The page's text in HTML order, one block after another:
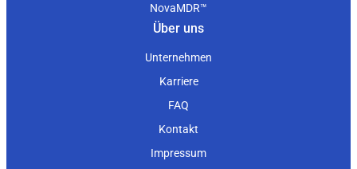
NovaMDR™
Über uns
Unternehmen
Karriere
FAQ
Kontakt
Impressum